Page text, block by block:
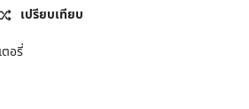
เปรียบเทียบ
อรี่